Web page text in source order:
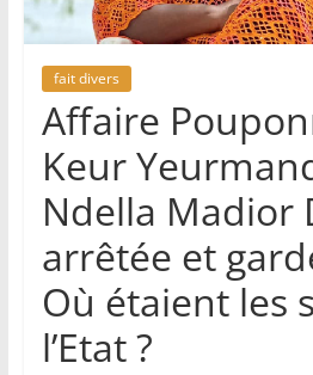
fait divers
Affaire
Keur
Ndella Madior
arrêtée et
Où étaient les
l’Etat ?